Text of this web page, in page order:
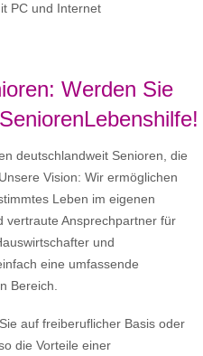
PC und Internet
Werden Sie
deutschlandweit Senioren, die
Vision: Wir ermöglichen
Leben im eigenen
vertraute Ansprechpartner für
und
eine umfassende
Bereich.
auf freiberuflicher Basis oder
die Vorteile einer